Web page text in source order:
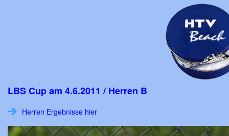
LBS Cup am 4.6.2011 / Herren B
Herren Ergebnisse hier